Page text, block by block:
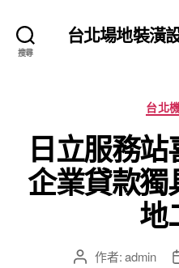
搜尋
台北場地裝潢
台北
日立服務
企業貸款獨
地
文 作者:admin